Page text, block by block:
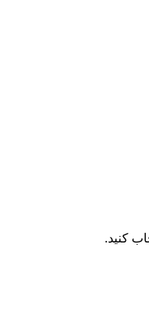
کنید.